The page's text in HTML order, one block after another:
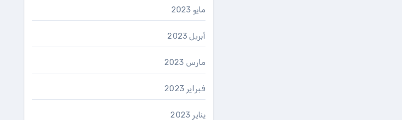
مايو 2023
أبريل 2023
مارس 2023
فبراير 2023
يناير 2023